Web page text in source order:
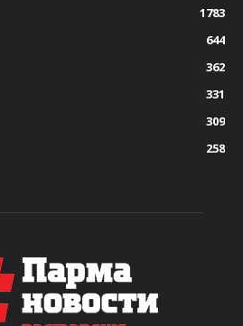
1783
644
362
331
309
258